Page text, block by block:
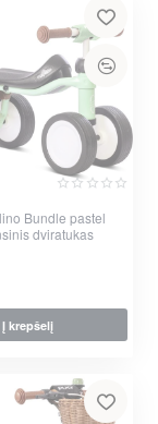
Bundle pastel
dviratukas
Į krepšelį